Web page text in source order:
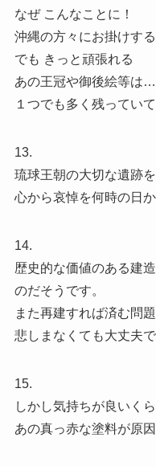
なぜ こんなことに！
沖縄の方々にお掛けす
でも きっと頑張れる
あの王冠や御後絵等は…
１つでも多く残っていて
13.
琉球王朝の大切な遺跡
心から哀悼を何時の日
14.
歴史的な価値のある建
のだそうです。
また再建すれば済む問
悲しまなくても大丈夫で
15.
しかし気持ちが良いく
あの真っ赤な塗料が原因